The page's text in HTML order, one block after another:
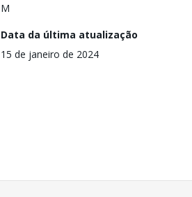
M
Data da última atualização
15 de janeiro de 2024